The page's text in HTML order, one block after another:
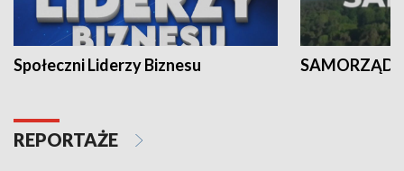
Społeczni Liderzy Biznesu SAMORZĄD
REPORTAŻE